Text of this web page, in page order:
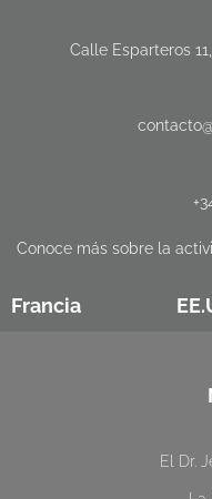
Calle Esparteros
Conoce más sobre la
Francia
El Dr.